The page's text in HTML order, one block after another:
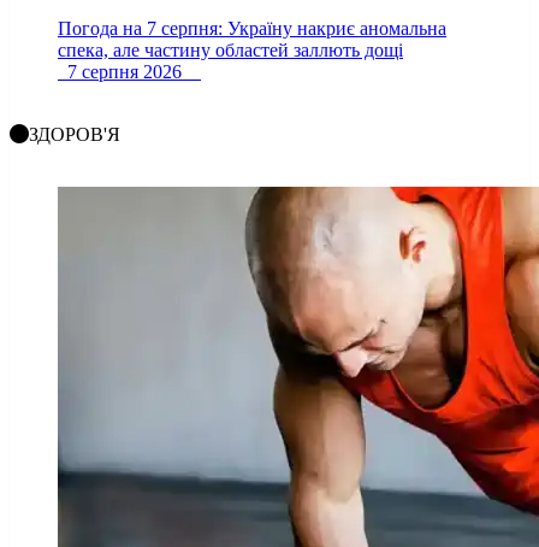
Погода на 7 серпня: Україну накриє аномальна
спека, але частину областей заллють дощі
7 серпня 2026
ЗДОРОВ'Я